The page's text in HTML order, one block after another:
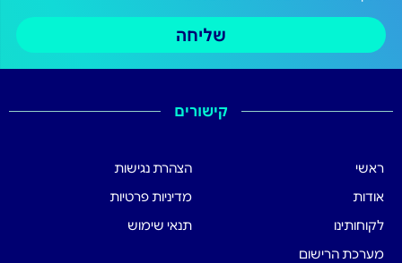
שליחה
קישורים
ראשי
אודות
לקוחותינו
מערכת הרישום
הצהרת נגישות
מדיניות פרטיות
תנאי שימוש